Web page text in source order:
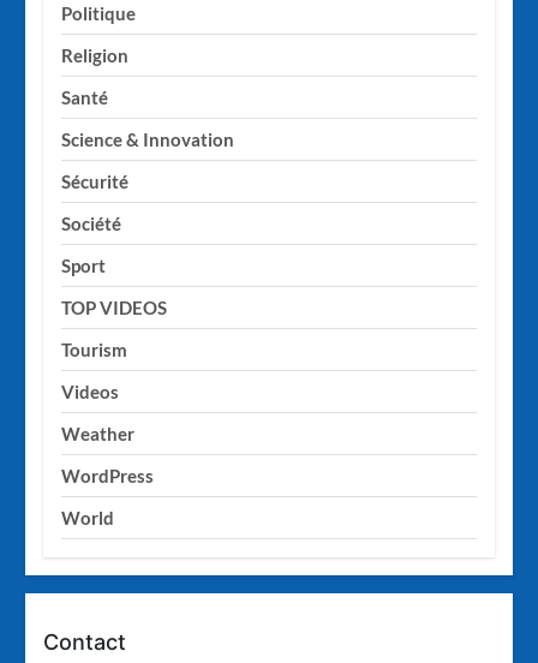
Politique
Religion
Santé
Science & Innovation
Sécurité
Société
Sport
TOP VIDEOS
Tourism
Videos
Weather
WordPress
World
Contact